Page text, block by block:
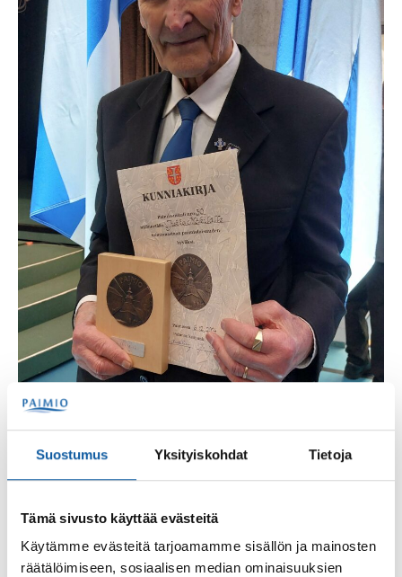
Suostumus Yksityiskohdat Tietoja
Tämä sivusto käyttää evästeitä
Käytämme evästeitä tarjoamamme sisällön ja mainosten
räätälöimiseen, sosiaalisen median ominaisuuksien
Jukka Mäkilä vastaanotti Paimio-mitalin 6. joulukuuta 2024.
kulttuurihistoriaa niin yksin kuin yhdessä muiden
kuvaajaharrastajien kanssa. Hän on ollut mukana
kymmenissä Paimiota käsittelevissä filmeissä.